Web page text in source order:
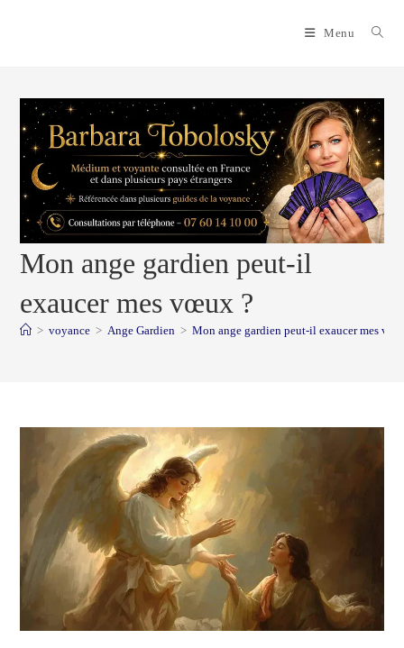
Menu
Mon ange gardien peut-il
exaucer mes vœux ?
> voyance > Ange Gardien > Mon ange gardien peut-il exaucer mes